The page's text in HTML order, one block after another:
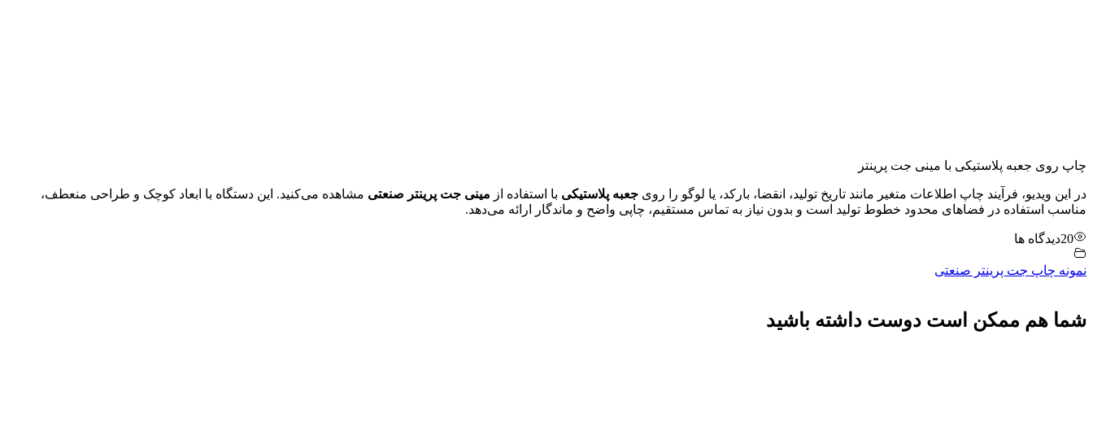
چاپ روی جعبه پلاستیکی با مینی جت پرینتر
در این ویدیو، فرآیند چاپ اطلاعات متغیر مانند تاریخ تولید، انقضا، بارکد، یا لوگو را روی جعبه پلاستیکی با استفاده از مینی جت پرینتر صنعتی مشاهده می‌کنید. این دستگاه با ابعاد کوچک و طراحی منعطف،
مناسب استفاده در فضاهای محدود خطوط تولید است و بدون نیاز به تماس مستقیم، چاپی واضح و ماندگار ارائه می‌دهد.
20دیدگاه ها
نمونه چاپ جت پرینتر صنعتی
شما هم ممکن است دوست داشته باشید